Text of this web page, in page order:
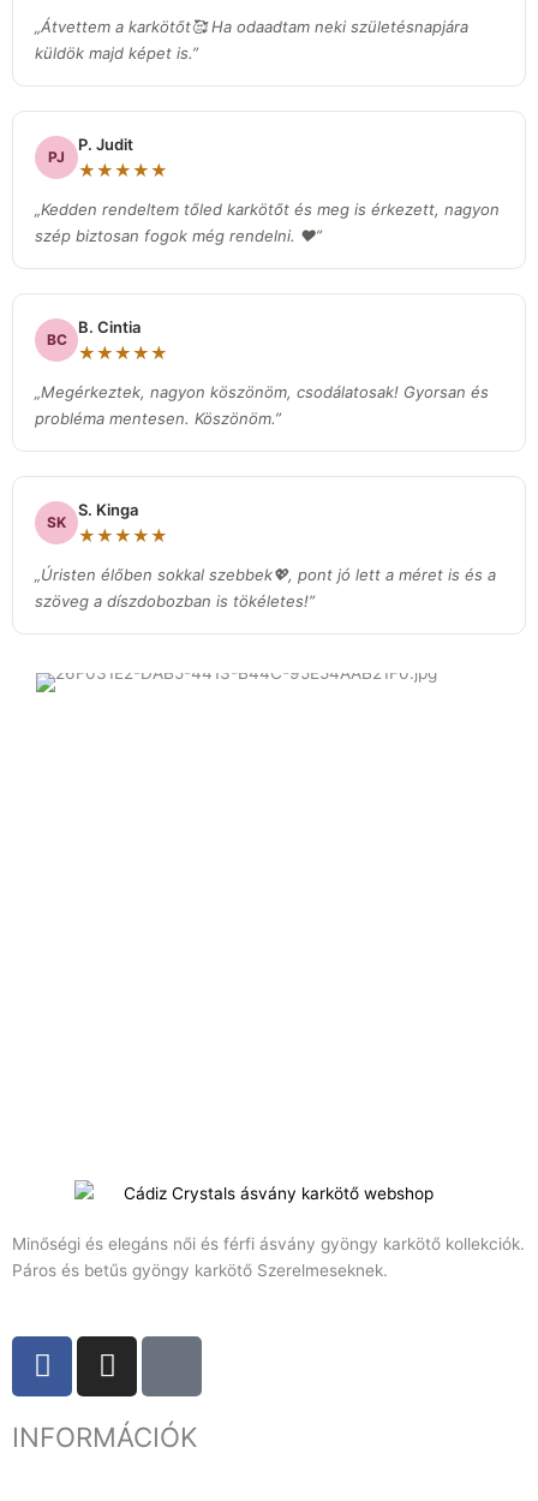
„Átvettem a karkötőt🥰 Ha odaadtam neki születésnapjára
küldök majd képet is.”
PJ
P. Judit
★★★★★
„Kedden rendeltem tőled karkötőt és meg is érkezett, nagyon
szép biztosan fogok még rendelni. ❤️”
BC
B. Cintia
★★★★★
„Megérkeztek, nagyon köszönöm, csodálatosak! Gyorsan és
probléma mentesen. Köszönöm.”
SK
S. Kinga
★★★★★
„Úristen élőben sokkal szebbek💖, pont jó lett a méret is és a
szöveg a díszdobozban is tökéletes!”
Minőségi és elegáns női és férfi ásvány gyöngy karkötő kollekciók.
Páros és betűs gyöngy karkötő Szerelmeseknek.
F
a
e
I
n
t
t
INFORMÁCIÓK